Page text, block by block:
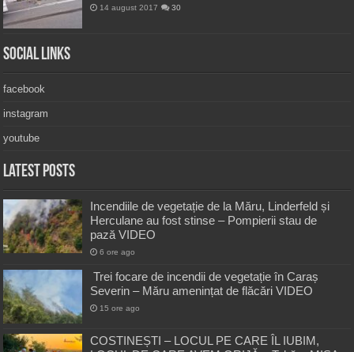
14 august 2017 30
Social Links
facebook
instagram
youtube
Latest Posts
Incendiile de vegetație de la Măru, Linderfeld și
Herculane au fost stinse – Pompierii stau de
pază VIDEO
6 ore ago
Trei focare de incendii de vegetație în Caraș
Severin – Măru amenințat de flăcări VIDEO
15 ore ago
COSTINEȘTI – LOCUL PE CARE ÎL IUBIM,